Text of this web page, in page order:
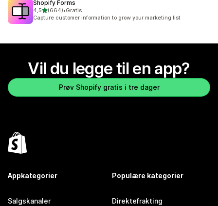
Shopify Forms
4,5av 5 stjerner
(664)
Totalt 664 omtaler
•Gratis
Capture customer information to grow your marketing list
Vil du legge til en app?
Prøv Shopify gratis i tre dager
Appkategorier
Salgskanaler
Populære kategorier
Direktefrakting